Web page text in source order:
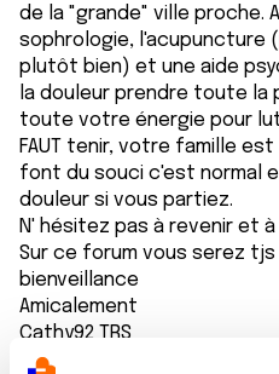
de la "grande" ville proche.
sophrologie, l'acupuncture
plutôt bien) et une aide
la douleur prendre toute la
toute votre énergie pour
FAUT tenir, votre famille
font du souci c'est normal
douleur si vous partiez.
N' hésitez pas à revenir et
Sur ce forum vous serez
bienveillance
Amicalement
Cathy92 TRS